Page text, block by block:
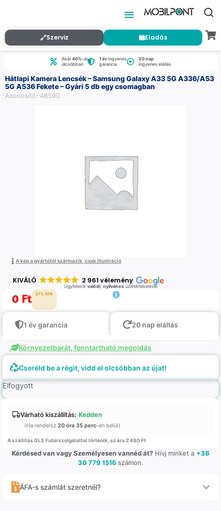
Szerviz Eladás
Akár40%-al
olcsóbban
1 évingyenes
garancia
20 nap
ingyenes elállás
Hátlapi Kamera Lencsék – Samsung Galaxy A33 5G A336/A53
5G A536 Fekete – Gyári 5 db egy csomagban
Azonosító: 48590
A kép a gyártótól származik, csak illustráció
KIVÁLÓ 2 961 vélemény
Ügyfeleink valódi, nyilvánosüzletértékelései
0 Ft 27% ÁFA
1 év garancia 20 nap elállás
Környezetbarát, fenntartható megoldás
Cseréld be a régit, vidd el olcsóbban az újat!
Elfogyott
Várható kiszállítás: Kedden
(Ha rendelsz 20 óra 35 perc-en belül)
A szállítás GLS Futárszolgálattal történik, az ára 2 490 Ft
Kérdésed van vagy Személyesen vannéd át?Hívj minket a +36
30 779 1516 számon.
ÁFA-s számlát szeretnél?